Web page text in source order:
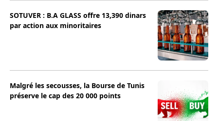
SOTUVER : B.A GLASS offre 13,390 dinars
par action aux minoritaires
Malgré les secousses, la Bourse de Tunis
préserve le cap des 20 000 points